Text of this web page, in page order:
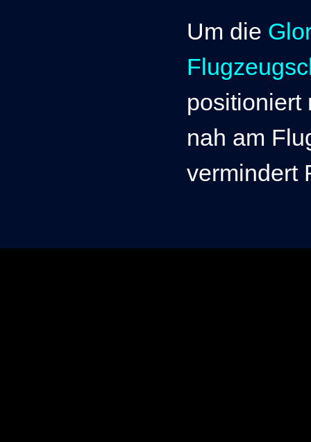
Um die
positioniert
nah am
vermindert